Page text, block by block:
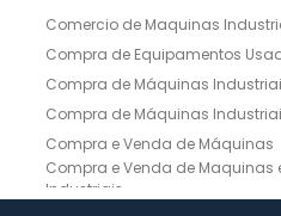
Comercio de Maquinas
Compra de Equipamentos
Compra de Máquinas
Compra de Máquinas
Compra e Venda de Máquinas
Compra e Venda de Maquinas
Industriais